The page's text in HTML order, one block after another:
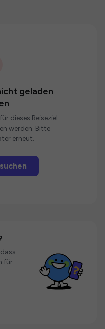
geladen
dieses Reiseziel
werden. Bitte
erneut.
für